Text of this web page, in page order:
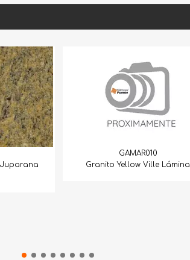
GAMAR010
Granito Yellow Ville Lámina